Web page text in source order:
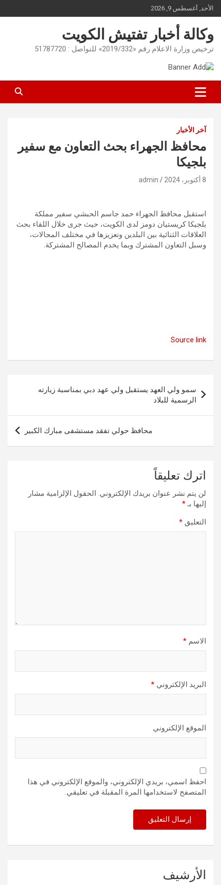
Skip
to
content
الأحد, أغسطس 9, 2026
وكالة أخبار تفتيش الكويت
ترخيص وزارة الاعلام رقم «2019/332» للتواصل : 51787720
آخر الأخبار
محافظ الجهراء بحث التعاون مع سفير
بلجيكا
8 أكتوبر، 2024 admin
استقبل محافظ الجهراء حمد جاسم الحبشي سفير مملكة
بلجيكا كريستيان دومز لدى الكويت، حيث جرى خلال اللقاء بحث
العلاقات الثنائية بين البلدين وتعزيزها في مختلف المجالات،
وسبل التعاون المشترك وبما يخدم المصالح المشتركة.
Source link
المقالات
سمو ولي العهد يستقبل ولي عهد دبي بمناسبة زيارته
الرسمية للبلاد
محافظ حولي تفقد مستشفى مبارك الكبير
اترك تعليقاً
لن يتم نشر عنوان بريدك الإلكتروني. الحقول الإلزامية مشار
إليها بـ*
التعليق *
الاسم *
البريد الإلكتروني *
الموقع الإلكتروني
احفظ اسمي، بريدي الإلكتروني، والموقع الإلكتروني في هذا
المتصفح لاستخدامها المرة المقبلة في تعليقي.
الأرشيف